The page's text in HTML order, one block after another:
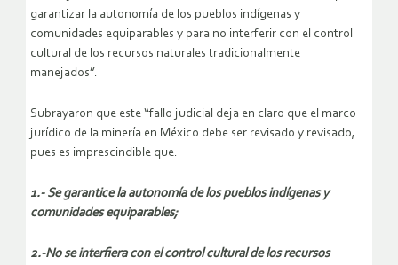
garantizar la autonomía de los pueblos indígenas y
comunidades equiparables y para no interferir con el control
cultural de los recursos naturales tradicionalmente
manejados”.
Subrayaron que este “fallo judicial deja en claro que el marco
jurídico de la minería en México debe ser revisado y revisado,
pues es imprescindible que:
1.- Se garantice la autonomía de los pueblos indígenas y
comunidades equiparables;
2.-No se interfiera con el control cultural de los recursos